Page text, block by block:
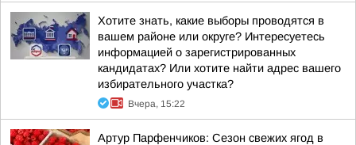
Хотите знать, какие выборы проводятся в
вашем районе или округе? Интересуетесь
информацией о зарегистрированных
кандидатах? Или хотите найти адрес вашего
избирательного участка?
Вчера, 15:22
Артур Парфенчиков: Сезон свежих ягод в